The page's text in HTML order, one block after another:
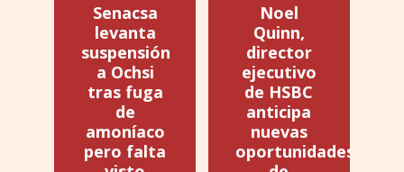
Senacsa
levanta
suspensión
a Ochsi
tras fuga
de
amoníaco
pero falta
Noel
Quinn,
director
ejecutivo
de HSBC
anticipa
nuevas
oportunidades